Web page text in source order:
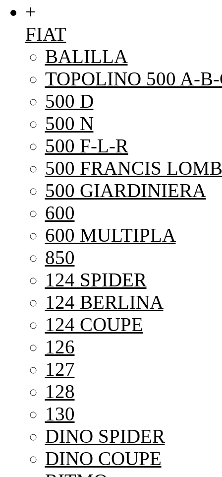
+
FIAT
BALILLA
TOPOLINO 500 A-
500 D
500 N
500 F-L-R
500 FRANCIS
500 GIARDINIERA
600
600 MULTIPLA
850
124 SPIDER
124 BERLINA
124 COUPE
126
127
128
130
DINO SPIDER
DINO COUPE